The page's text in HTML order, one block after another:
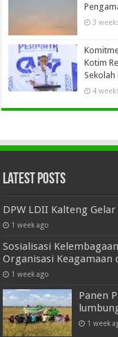
3
Kotim
Sekolah
4
Latest Posts
DPW LDII Kalteng
1 week ago
Sosialisasi
Organisasi Keagamaan
1 week ago
Panen
1 week